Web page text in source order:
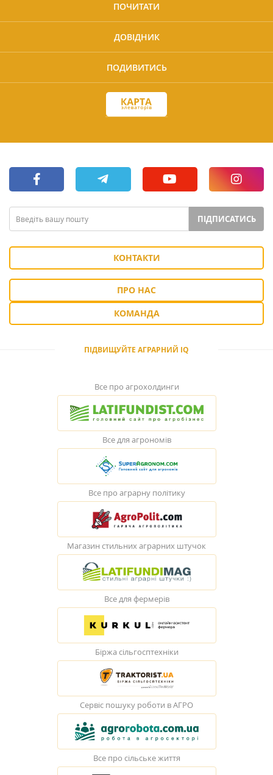
ПОЧИТАТИ
ДОВІДНИК
ПОДИВИТИСЬ
ПІДПИСАТИСЬ
КОНТАКТИ
ПРО НАС
КОМАНДА
ПІДВИЩУЙТЕ АГРАРНИЙ IQ
Все про агрохолдинги
Все для агрономів
Все про аграрну політику
Магазин стильних аграрних штучок
Все для фермерів
Біржа сільгосптехніки
Сервіс пошуку роботи в АГРО
Все про сільське життя